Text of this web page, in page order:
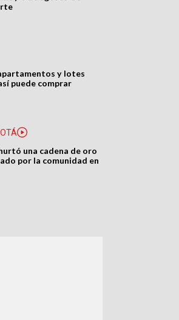
y lotes
puede comprar
una cadena de oro
por la comunidad en